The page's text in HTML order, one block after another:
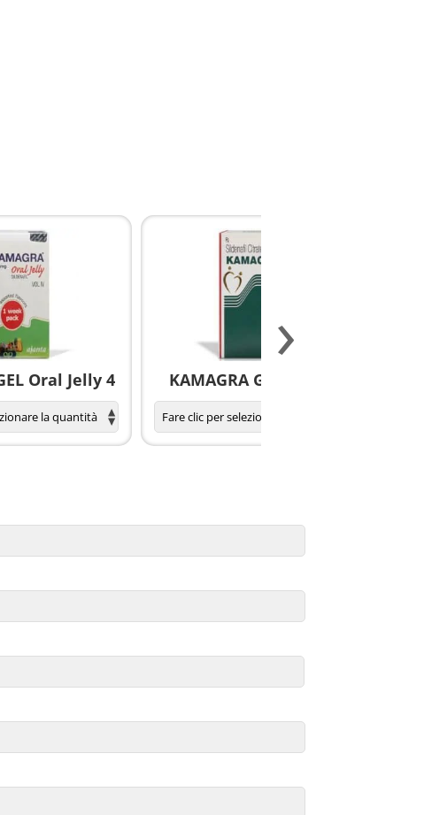
Oral Jelly 4 KAMAGRA GOLD pillole
›